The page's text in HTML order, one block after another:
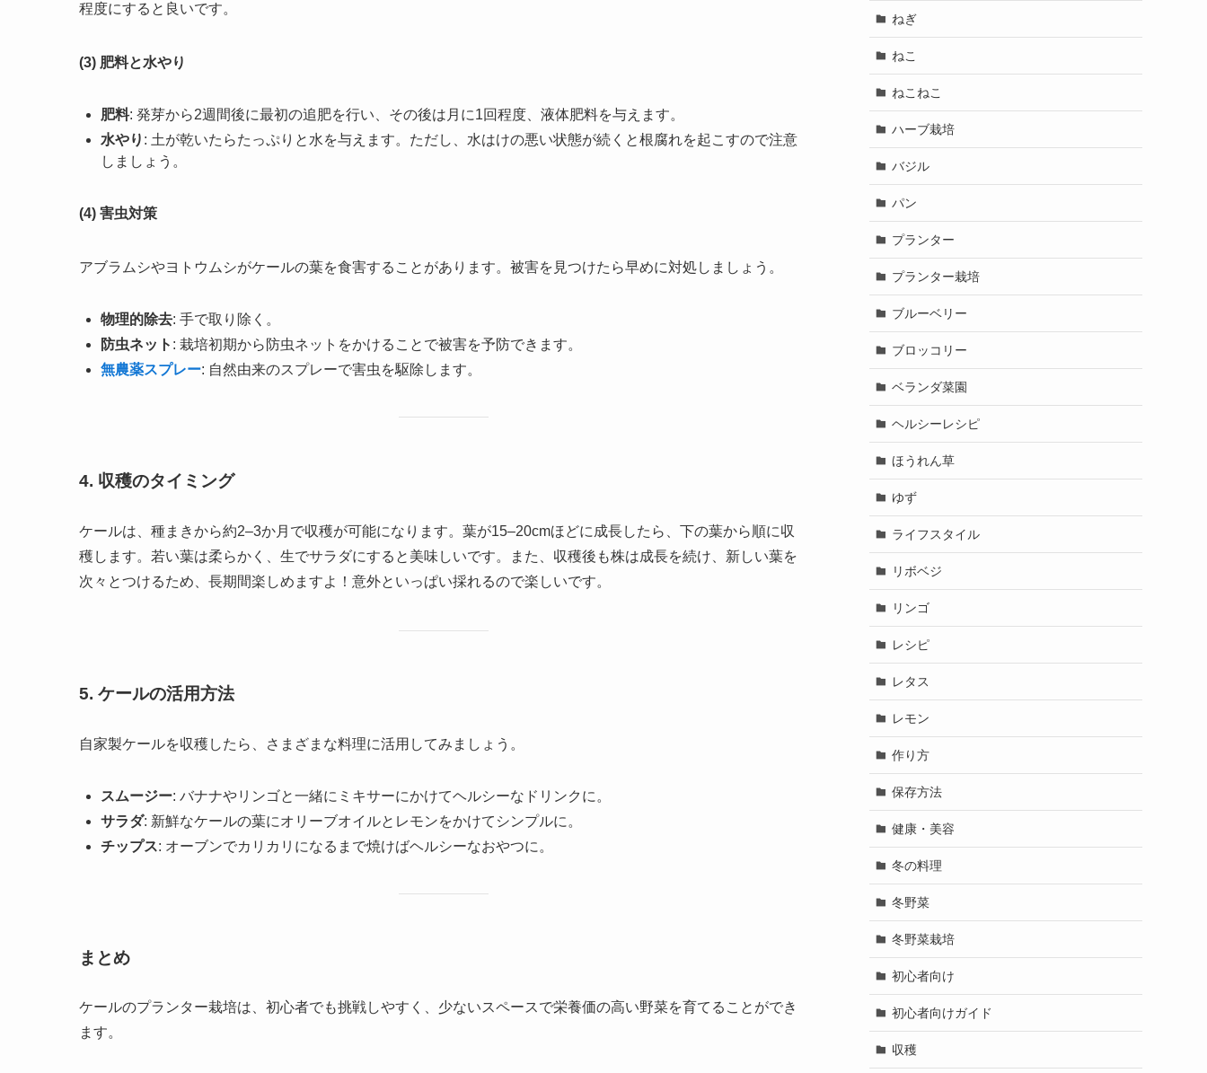
程度にすると良いです。
(3) 肥料と水やり
肥料: 発芽から2週間後に最初の追肥を行い、その後は月に1回程度、液体肥料を与えます。
水やり : 土が乾いたらたっぷりと水を与えます。ただし、水はけの悪い状態が続くと根腐れを起こすので注意
しましょう。
(4) 害虫対策
アブラムシやヨトウムシがケールの葉を食害することがあります。被害を見つけたら早めに対処しましょう。
物理的除去: 手で取り除く。
防虫ネット : 栽培初期から防虫ネットをかけることで被害を予防できます。
無農薬スプレー: 自然由来のスプレーで害虫を駆除します。
4. 収穫のタイミング
ケールは、種まきから約2–3か月で収穫が可能になります。葉が15–20cmほどに成長したら、下の葉から順に収
穫します。若い葉は柔らかく、生でサラダにすると美味しいです。また、収穫後も株は成長を続け、新しい葉を
次々とつけるため、長期間楽しめますよ！意外といっぱい採れるので楽しいです。
5. ケールの活用方法
自家製ケールを収穫したら、さまざまな料理に活用してみましょう。
スムージー: バナナやリンゴと一緒にミキサーにかけてヘルシーなドリンクに。
サラダ: 新鮮なケールの葉にオリーブオイルとレモンをかけてシンプルに。
チップス: オーブンでカリカリになるまで焼けばヘルシーなおやつに。
まとめ
ケールのプランター栽培は、初心者でも挑戦しやすく、少ないスペースで栄養価の高い野菜を育てることができ
ます。
ねぎ
ねこ
ねこねこ
ハーブ栽培
バジル
パン
プランター
プランター栽培
ブルーベリー
ブロッコリー
ベランダ菜園
ヘルシーレシピ
ほうれん草
ゆず
ライフスタイル
リボベジ
リンゴ
レシピ
レタス
レモン
作り方
保存方法
健康・美容
冬の料理
冬野菜
冬野菜栽培
初心者向け
初心者向けガイド
収穫